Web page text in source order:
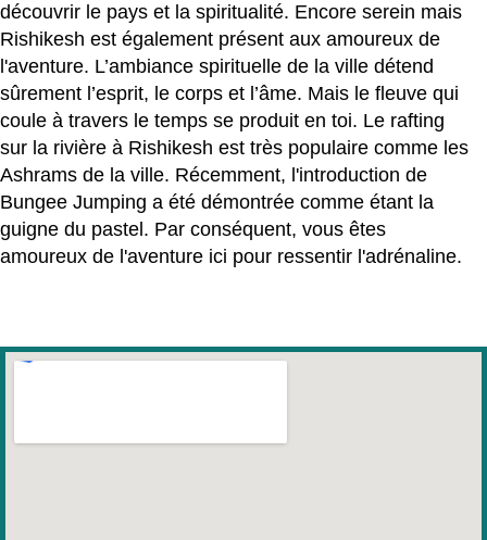
découvrir le pays et la spiritualité. Encore serein mais
Rishikesh est également présent aux amoureux de
l'aventure. L’ambiance spirituelle de la ville détend
sûrement l’esprit, le corps et l’âme. Mais le fleuve qui
coule à travers le temps se produit en toi. Le rafting
sur la rivière à Rishikesh est très populaire comme les
Ashrams de la ville. Récemment, l'introduction de
Bungee Jumping a été démontrée comme étant la
guigne du pastel. Par conséquent, vous êtes
amoureux de l'aventure ici pour ressentir l'adrénaline.